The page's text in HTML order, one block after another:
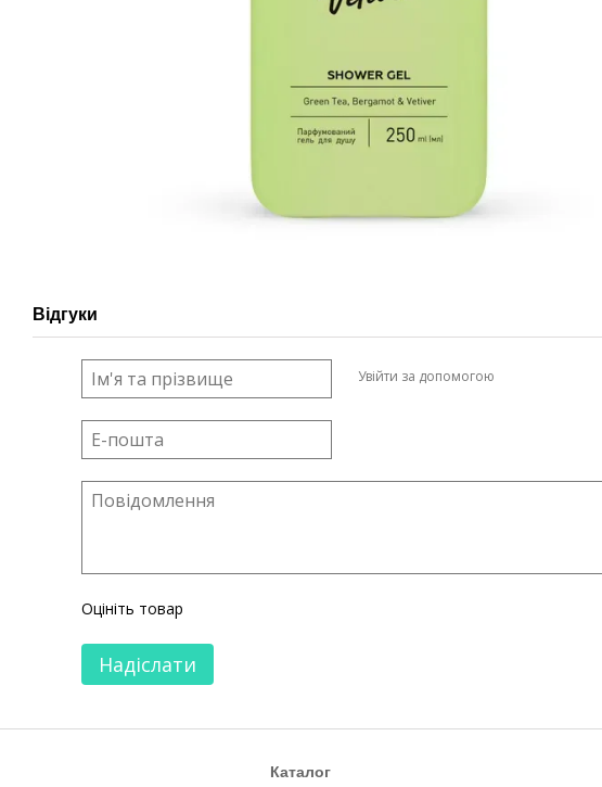
Відгуки
Увійти за допомогою
Оцініть товар
Надіслати
Каталог